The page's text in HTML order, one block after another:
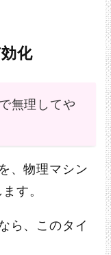
化
無理してや
、物理マシン
す。
ら、このタイ